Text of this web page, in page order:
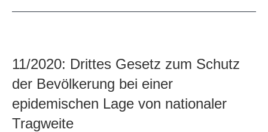
11/2020: Drittes Gesetz zum Schutz
der Bevölkerung bei einer
epidemischen Lage von nationaler
Tragweite